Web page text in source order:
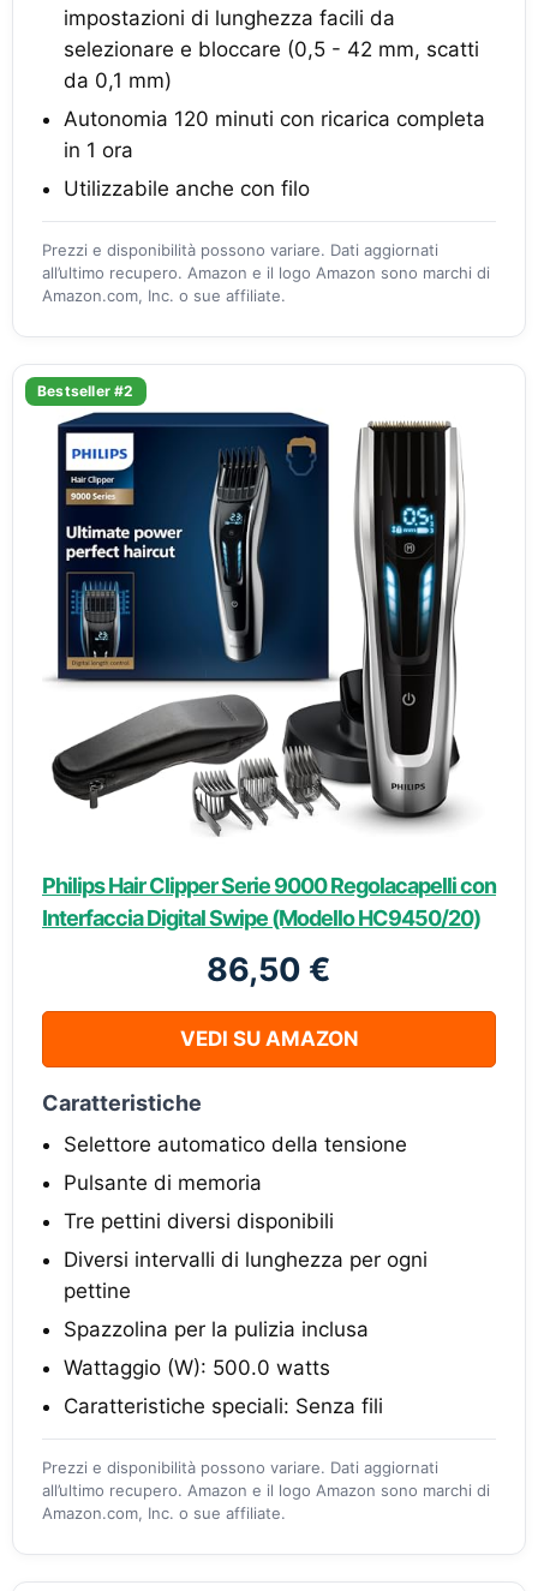
impostazioni di lunghezza facili da
selezionare e bloccare (0,5 - 42 mm, scatti
da 0,1 mm)
Autonomia 120 minuti con ricarica completa
in 1 ora
Utilizzabile anche con filo
Prezzi e disponibilità possono variare. Dati aggiornati
all’ultimo recupero. Amazon e il logo Amazon sono marchi di
Amazon.com, Inc. o sue affiliate.
Bestseller #2
Philips Hair Clipper Serie 9000 Regolacapelli con
Interfaccia Digital Swipe (Modello HC9450/20)
86,50 €
VEDI SU AMAZON
Caratteristiche
Selettore automatico della tensione
Pulsante di memoria
Tre pettini diversi disponibili
Diversi intervalli di lunghezza per ogni
pettine
Spazzolina per la pulizia inclusa
Wattaggio (W): 500.0 watts
Caratteristiche speciali: Senza fili
Prezzi e disponibilità possono variare. Dati aggiornati
all’ultimo recupero. Amazon e il logo Amazon sono marchi di
Amazon.com, Inc. o sue affiliate.